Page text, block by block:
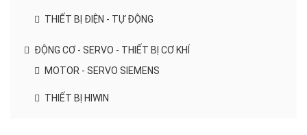
THIẾT BỊ ĐIỆN - TỰ ĐỘNG
ĐỘNG CƠ - SERVO - THIẾT BỊ CƠ KHÍ
MOTOR - SERVO SIEMENS
THIẾT BỊ HIWIN